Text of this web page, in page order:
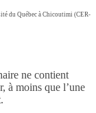
du Québec à Chicoutimi (CER-
ne contient
à moins que l’une